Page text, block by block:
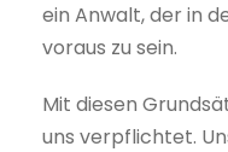
ein Anwalt, der in
voraus zu sein.
Mit diesen
uns verpflichtet.